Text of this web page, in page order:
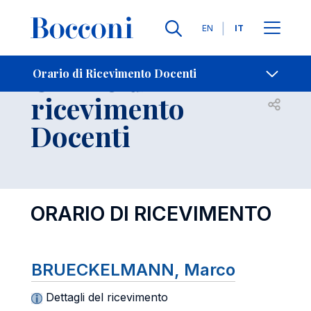
Lingue
EN IT
Orario di Ricevimento Docenti
-
Orario di
ricevimento
Docenti
Open
ORARIO DI RICEVIMENTO
BRUECKELMANN, Marco
Dettagli del ricevimento